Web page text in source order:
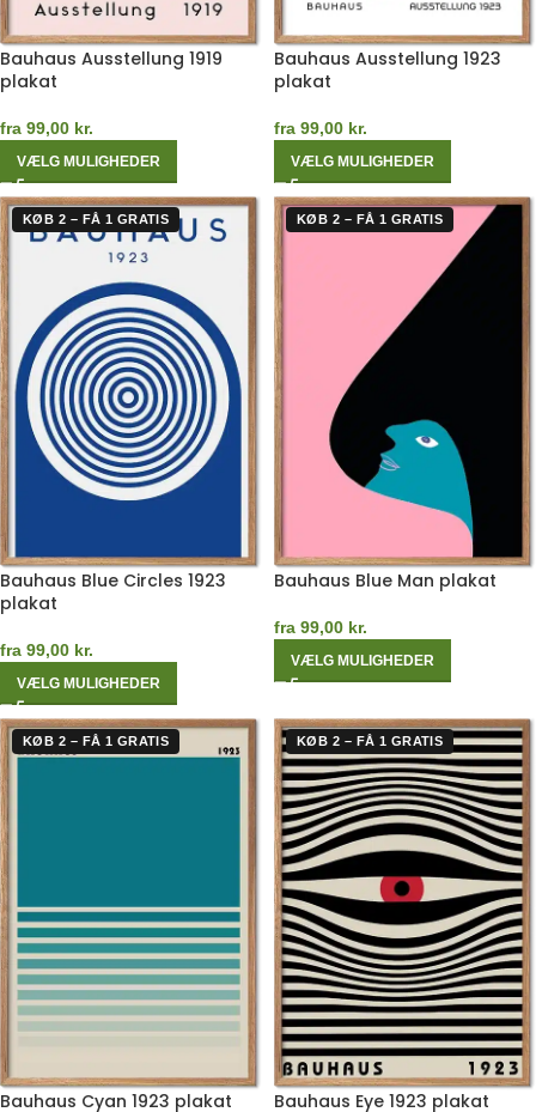
Bauhaus Ausstellung 1919
plakat
fra 99,00 kr.
VÆLG MULIGHEDER
Bauhaus Ausstellung 1923
plakat
fra 99,00 kr.
VÆLG MULIGHEDER
KØB 2 – FÅ 1 GRATIS
Bauhaus Blue Circles 1923
plakat
fra 99,00 kr.
VÆLG MULIGHEDER
KØB 2 – FÅ 1 GRATIS
Bauhaus Blue Man plakat
fra 99,00 kr.
VÆLG MULIGHEDER
KØB 2 – FÅ 1 GRATIS
Bauhaus Cyan 1923 plakat
KØB 2 – FÅ 1 GRATIS
Bauhaus Eye 1923 plakat